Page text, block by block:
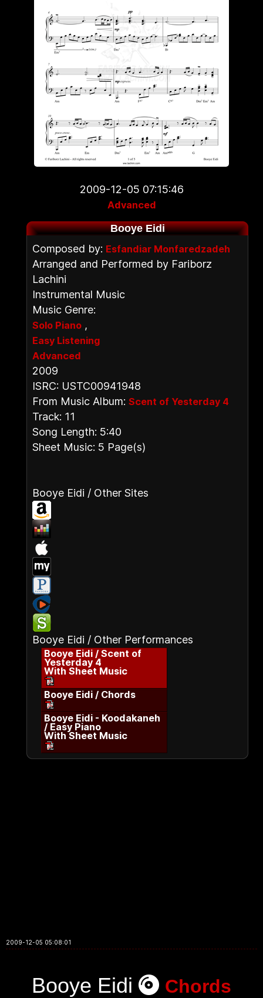
2009-12-05 07:15:46
Advanced
Booye Eidi
Composed by: Esfandiar Monfaredzadeh
Arranged and Performed by Fariborz
Lachini
Instrumental Music
Music Genre:
Solo Piano ,
Easy Listening
Advanced
2009
ISRC: USTC00941948
From Music Album: Scent of Yesterday 4
Track: 11
Song Length: 5:40
Sheet Music: 5 Page(s)
Booye Eidi / Other Sites
Booye Eidi / Other Performances
Booye Eidi / Scent of
Yesterday 4
With Sheet Music
Booye Eidi / Chords
Booye Eidi - Koodakaneh
/ Easy Piano
With Sheet Music
2009-12-05 05:08:01
Booye Eidi Chords